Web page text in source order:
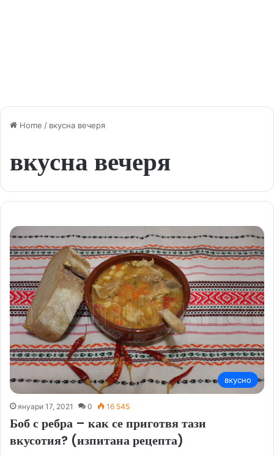
Home / вкусна вечеря
вкусна вечеря
вкусно
януари 17, 2021 0 16 545
Боб с ребра – как се приготвя тази
вкусотия? (изпитана рецепта)